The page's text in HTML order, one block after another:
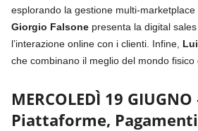
esplorando la gestione multi-
Giorgio Falsonepresenta la digital
l’interazione online con i clienti. Infine,
che combinano il meglio del mondo fisico
MERCOLEDÌ 19
Piattaforme,